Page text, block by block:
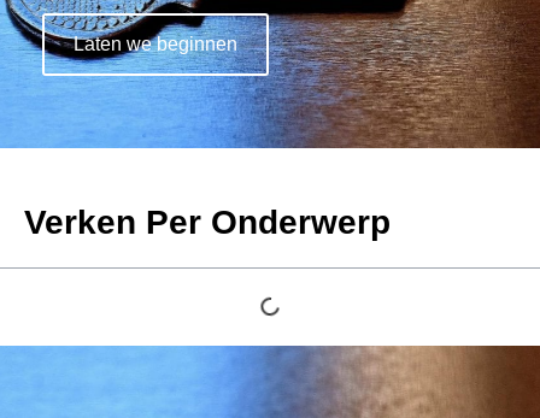
Laten we beginnen
Verken Per Onderwerp